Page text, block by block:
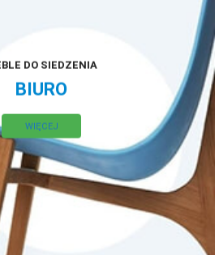
DO SIEDZENIA
BIURO
WIĘCEJ